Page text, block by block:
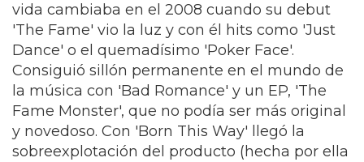
vida cambiaba en el 2008 cuando su debut
'The Fame' vio la luz y con él hits como 'Just
Dance' o el quemadísimo 'Poker Face'.
Consiguió sillón permanente en el mundo de
la música con 'Bad Romance' y un EP, 'The
Fame Monster', que no podía ser más original
y novedoso. Con 'Born This Way' llegó la
sobreexplotación del producto (hecha por ella